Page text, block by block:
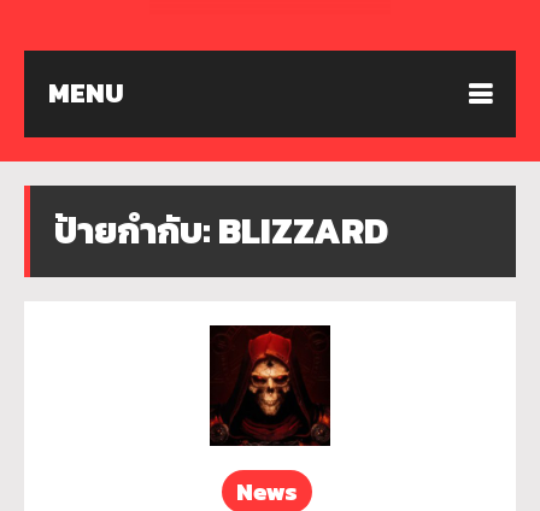
MENU
ป้ายกำกับ:BLIZZARD
News